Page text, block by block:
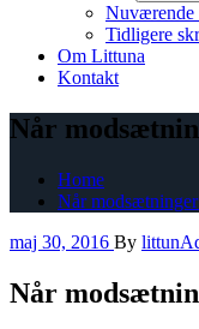
Nuværende
Tidligere
Om Littuna
Kontakt
Når
Home
Når
maj 30, 2016 By
Når